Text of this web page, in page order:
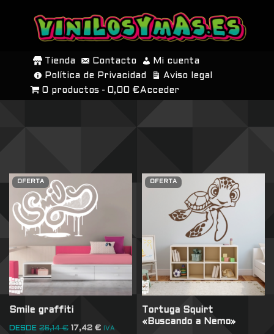
SALTAR
CONTENIDO
Tienda Contacto
Mi cuenta
Política de Privacidad
Aviso legal
0 productos
0,00 € Acceder
OFERTA
Smile graffiti
DESDE 26,14€ 17,42 € IVA
OFERTA
Tortuga Squirt
«Buscando a Nemo»